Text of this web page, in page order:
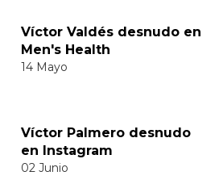
Víctor Valdés desnudo en
Men's Health
14 Mayo
Víctor Palmero desnudo
en Instagram
02 Junio